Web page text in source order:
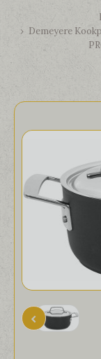
Demeyere